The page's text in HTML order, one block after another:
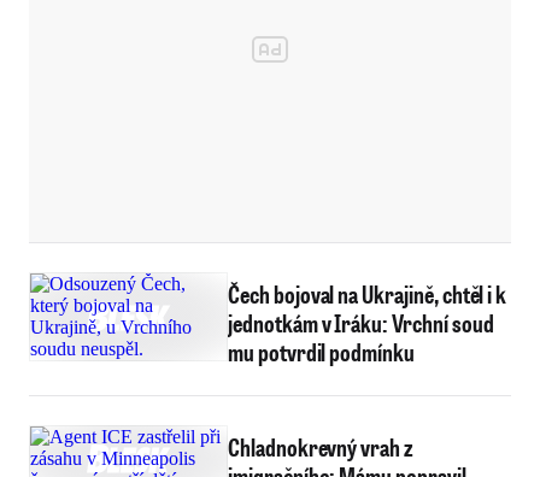
Čech bojoval na Ukrajině, chtěl i k
jednotkám v Iráku: Vrchní soud
mu potvrdil podmínku
Chladnokrevný vrah z